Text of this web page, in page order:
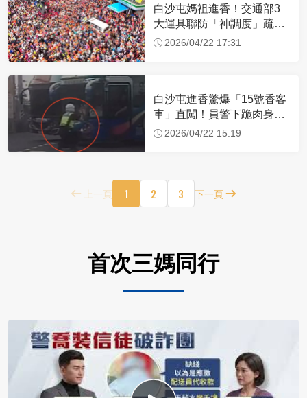
白沙屯媽祖進香！交通部3
大運具聯防「神調度」疏運
32.1萬創新高
2026/04/22 17:31
白沙屯進香驚爆「15號香客
車」直闖！員警下跪肉身擋
車：讓行人先過
2026/04/22 15:19
上一頁 1 2 3 下一頁
首次三媽同行